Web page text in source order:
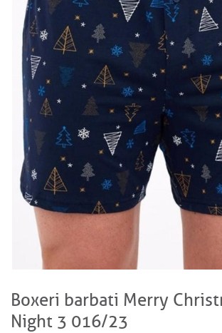
Boxeri barbati Merry
Night 3 016/23